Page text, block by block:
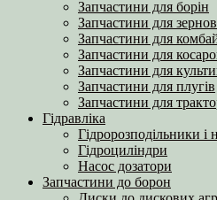
Запчастини для борін
Запчастини для
Запчастини для
Запчастини для
Запчастини для
Запчастини для плугів
Запчастини для
Гідравліка
Гідророзподільники
Гідроциліндри
Насос дозатори
Запчастини до борон